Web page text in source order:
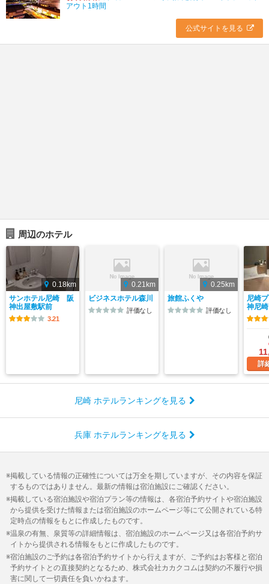
アウト1時間
公式サイトを見る
周辺のホテル
0.18km
サンホテル尼崎 阪
神出屋敷駅前
3.21
0.21km
ビジネスホテル森川
評価なし
0.25km
旅館ふくや
評価なし
尼崎
神尼崎
詳
尼崎 ホテルランキングを見る
兵庫 ホテルランキングを見る
掲載している情報の正確性については万全を期していますが、その内容を保証
するものではありません。最新の情報は宿泊施設にご確認ください。
掲載している宿泊施設や宿泊プラン等の情報は、各宿泊予約サイトや宿泊施設
から提供を受けた情報または宿泊施設のホームページ等にて公開されている特
定時点の情報をもとに作成したものです。
温泉の有無、泉質等の詳細情報は、宿泊施設のホームページ又は各宿泊予約サ
イトから提供される情報をもとに作成したものです。
宿泊施設のご予約は各宿泊予約サイトから行えますが、ご予約はお客様と宿泊
予約サイトとの直接契約となるため、株式会社カカクコムは契約の不履行や損
害に関して一切責任を負いかねます。